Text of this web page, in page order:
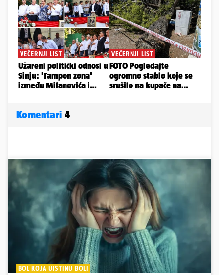
Komentari 4
BOL KOJA UISTINU BOLI